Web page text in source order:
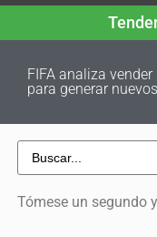
FIFA analiza
para generar
Tómese un segundo